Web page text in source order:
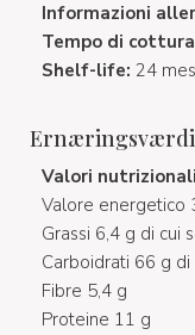
Informazioni
Tempo di cottura
Shelf-life: 24
Valori
Valore energetico
Grassi 6,4 g di cui
Carboidrati 66 g di
Fibre 5,4 g
Proteine 11 g